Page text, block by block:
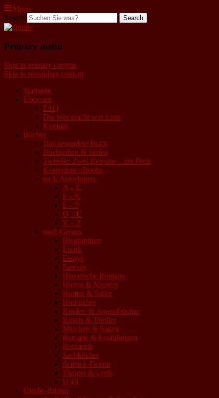
Menu
Qindie
Search
Primary menu
Skip to primary content
Skip to secondary content
Startseite
Über uns
FAQ
Die Wer macht was Liste
Kontakt
Bücher
Das besondere Buch
Buchreihen & Serien
Twindie: Zwei Romane – ein Preis
Kostenlose eBooks
nach AutorInnen
A – E
F – K
L – P
Q – U
V – Z
nach Genres
Biographien
Erotik
Essays
Fantasy
Historische Romane
Horror & Mystery
Humor & Satire
Hörbücher
Kinder- & Jugendbücher
Krimis & Thriller
Märchen & Sagen
Romane & Erzählungen
Romantik
Sachbücher
Science-Fiction
Theater & Lyrik
U 18
Qindie-Partner